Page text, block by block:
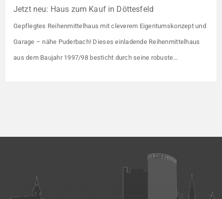
Jetzt neu: Haus zum Kauf in Döttesfeld
Gepflegtes Reihenmittelhaus mit cleverem Eigentumskonzept und
Garage – nähe Puderbach! Dieses einladende Reihenmittelhaus
aus dem Baujahr 1997/98 besticht durch seine robuste
Veräußert […]